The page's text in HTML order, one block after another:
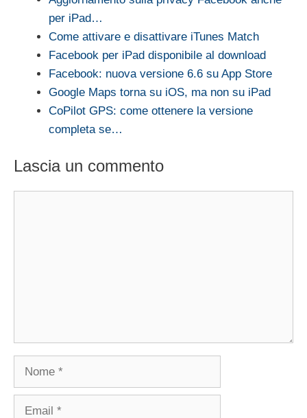
per iPad…
Come attivare e disattivare iTunes Match
Facebook per iPad disponibile al download
Facebook: nuova versione 6.6 su App Store
Google Maps torna su iOS, ma non su iPad
CoPilot GPS: come ottenere la versione
completa se…
Lascia un commento